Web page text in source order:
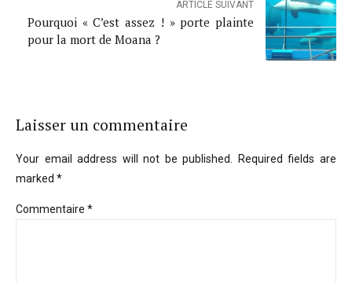
ARTICLE SUIVANT
Pourquoi « C’est assez ! » porte plainte
pour la mort de Moana ?
Laisser un commentaire
Your email address will not be published. Required fields are
marked *
Commentaire *